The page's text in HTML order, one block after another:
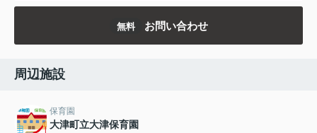
無料 お問い合わせ
周辺施設
保育園
大津町立大津保育園